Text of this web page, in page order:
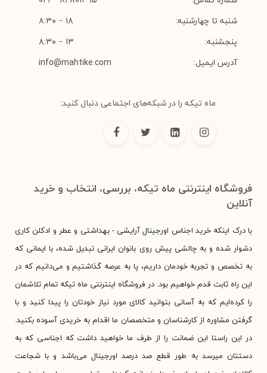
شنبه تا چهارشنبه:
۱۸ − ۸:۳۰
پنجشنبه:
۱۳ − ۸:۳۰
آدرس ایمیل:
info@mahtike.com
ماه تیکه را در شبکه‌های اجتماعی دنبال کنید:
فروشگاه اینترنتی ماه تیکه، بررسی، انتخاب و خرید
آنلاین
با درک اینکه خرید اجناس اورجینال آرایشی - بهداشتی و عطر و ادکلن کاری
دشوار شده و به چالشی پیش روی بانوان ایرانی تبدیل شده، با ایمانی که
به تخصص و تجربه خودمان داریم، پا به عرصه گذاشتیم و می‌دانیم که در
این راه ثابت قدم خواهیم بود. در فروشگاه اینترنتی ماه تیکه تمام تلاشمان
را کرده‌ایم که به آسانی بتوانید کالای مورد نیاز خودتان را پیدا کنید و با
گرفتن مشاوره از کارشناسان و متخصصان ما اقدام به خریدی آسوده بکنید.
در این راستا این ضمانت را از طرف ما خواهید داشت که اجناسی که به
دستتان میرسد به طور قطع صد درصد اورجینال می‌باشد و با شجاعت